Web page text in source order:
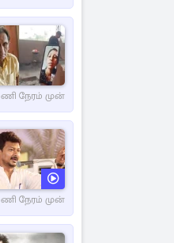
நேரம் முன்
நேரம் முன்